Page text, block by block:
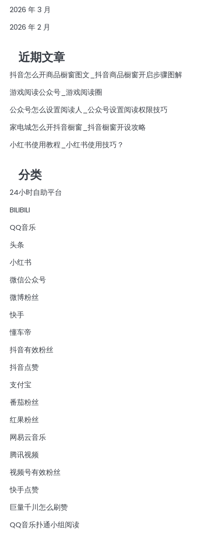
2026 年 3 月
2026 年 2 月
近期文章
抖音怎么开商品橱窗图文_抖音商品橱窗开启步骤图解
游戏阅读公众号_游戏阅读圈
公众号怎么设置阅读人_公众号设置阅读权限技巧
家电城怎么开抖音橱窗_抖音橱窗开设攻略
小红书使用教程_小红书使用技巧？
分类
24小时自助平台
BILIBILI
QQ音乐
头条
小红书
微信公众号
微博粉丝
快手
懂车帝
抖音有效粉丝
抖音点赞
支付宝
番茄粉丝
红果粉丝
网易云音乐
腾讯视频
视频号有效粉丝
快手点赞
巨量千川怎么刷赞
QQ音乐扑通小组阅读